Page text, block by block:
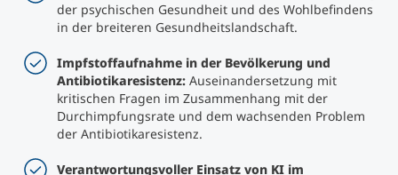
der psychischen Gesundheit und des Wohlbefindens
in der breiteren Gesundheitslandschaft.
Impfstoffaufnahme in der Bevölkerung und
Antibiotikaresistenz: Auseinandersetzung mit
kritischen Fragen im Zusammenhang mit der
Durchimpfungsrate und dem wachsenden Problem
der Antibiotikaresistenz.
Verantwortungsvoller Einsatz von KI im